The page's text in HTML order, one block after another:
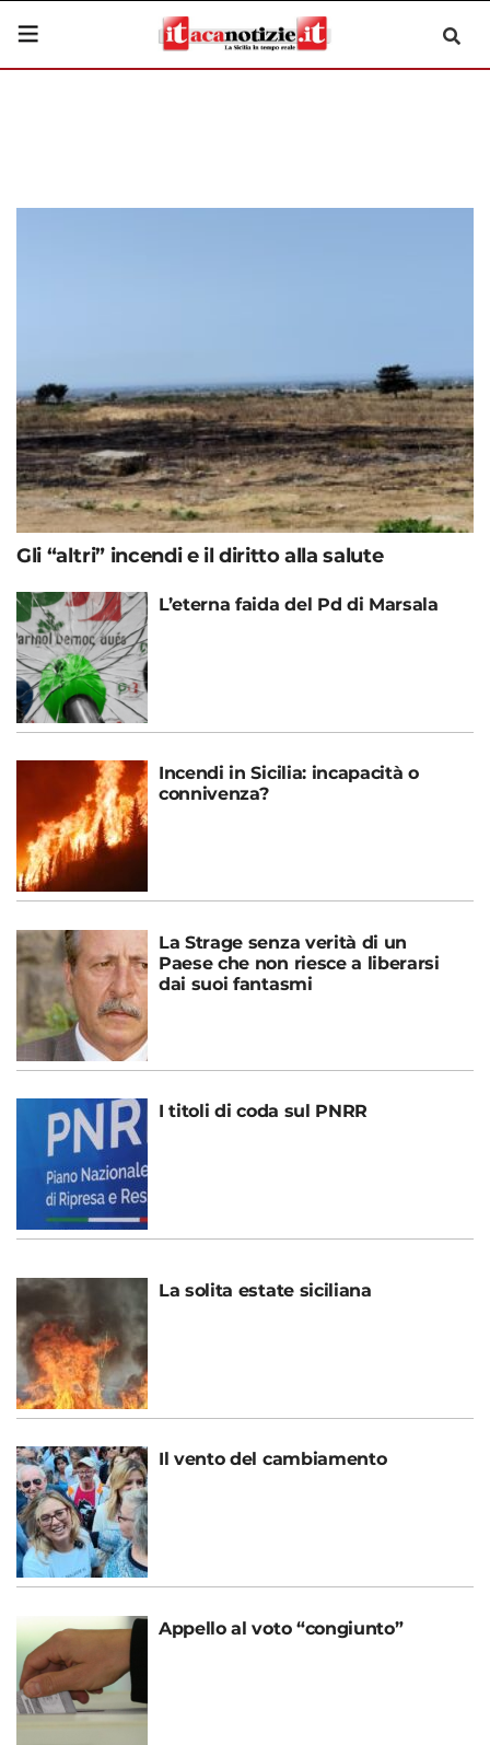
Gli “altri” incendi e il diritto alla salute
L’eterna faida del Pd di Marsala
Incendi in Sicilia: incapacità o
connivenza?
La Strage senza verità di un
Paese che non riesce a liberarsi
dai suoi fantasmi
I titoli di coda sul PNRR
La solita estate siciliana
Il vento del cambiamento
Appello al voto “congiunto”